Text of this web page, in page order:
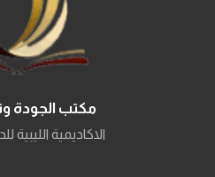
مكتب الجودة
الاكاديمية الليبية